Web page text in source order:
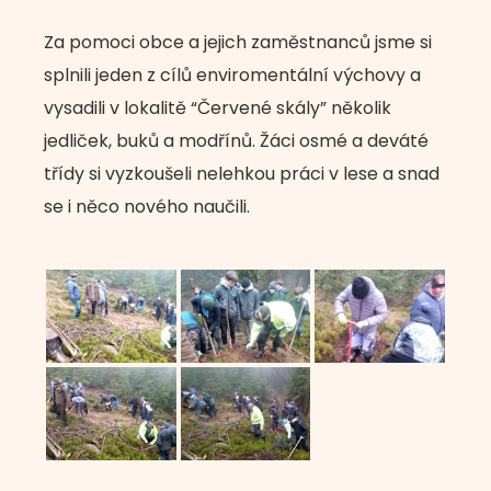
Za pomoci obce a jejich zaměstnanců jsme si
splnili jeden z cílů enviromentální výchovy a
vysadili v lokalitě “Červené skály” několik
jedliček, buků a modřínů. Žáci osmé a deváté
třídy si vyzkoušeli nelehkou práci v lese a snad
se i něco nového naučili.